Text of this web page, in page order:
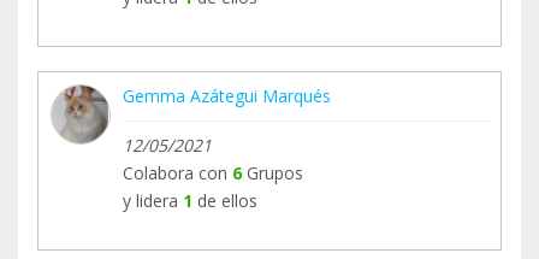
Gemma Azátegui Marqués
12/05/2021
Colabora con 6Grupos
y lidera 1 de ellos